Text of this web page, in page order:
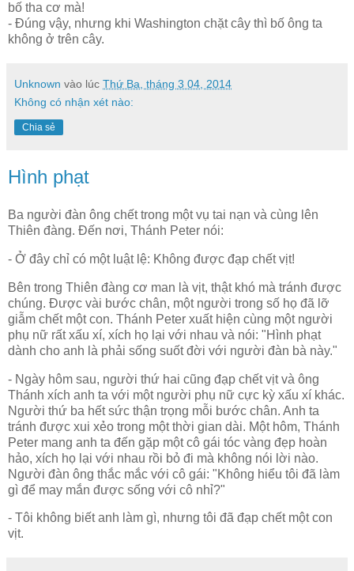
bố tha cơ mà!
- Đúng vậy, nhưng khi Washington chặt cây thì bố ông ta
không ở trên cây.
Unknown vào lúc Thứ Ba, tháng 3 04, 2014
Không có nhận xét nào:
Chia sẻ
Hình phạt
Ba người đàn ông chết trong một vụ tai nạn và cùng lên
Thiên đàng. Đến nơi, Thánh Peter nói:
- Ở đây chỉ có một luật lệ: Không được đạp chết vịt!
Bên trong Thiên đàng cơ man là vịt, thật khó mà tránh được
chúng. Được vài bước chân, một người trong số họ đã lỡ
giẫm chết một con. Thánh Peter xuất hiện cùng một người
phụ nữ rất xấu xí, xích họ lại với nhau và nói: "Hình phạt
dành cho anh là phải sống suốt đời với người đàn bà này."
- Ngày hôm sau, người thứ hai cũng đạp chết vịt và ông
Thánh xích anh ta với một người phụ nữ cực kỳ xấu xí khác.
Người thứ ba hết sức thận trọng mỗi bước chân. Anh ta
tránh được xui xẻo trong một thời gian dài. Một hôm, Thánh
Peter mang anh ta đến gặp một cô gái tóc vàng đẹp hoàn
hảo, xích họ lại với nhau rồi bỏ đi mà không nói lời nào.
Người đàn ông thắc mắc với cô gái: "Không hiểu tôi đã làm
gì để may mắn được sống với cô nhỉ?"
- Tôi không biết anh làm gì, nhưng tôi đã đạp chết một con
vịt.